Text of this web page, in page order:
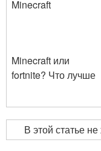
Minecraft
Minecraft или
fortnite? Что лучше
В этой статье